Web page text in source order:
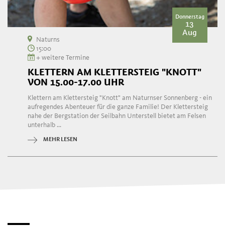
Donnerstag
13
Aug
Naturns
15:00
+ weitere Termine
KLETTERN AM KLETTERSTEIG "KNOTT"
VON 15.00-17.00 UHR
Klettern am Klettersteig "Knott" am Naturnser Sonnenberg - ein
aufregendes Abenteuer für die ganze Familie! Der Klettersteig
nahe der Bergstation der Seilbahn Unterstell bietet am Felsen
unterhalb ...
MEHR LESEN